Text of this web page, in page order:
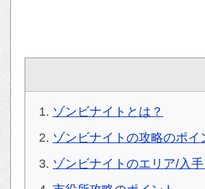
ゾンビナイトとは？
ゾンビナイトの攻略のポイ
ゾンビナイトのエリア/入